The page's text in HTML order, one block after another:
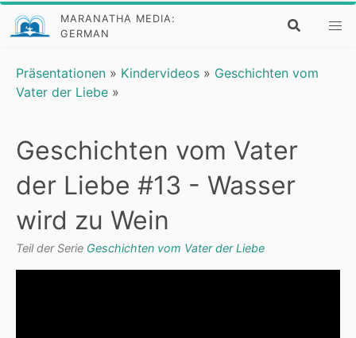
MARANATHA MEDIA:
GERMAN
Präsentationen » Kindervideos » Geschichten vom
Vater der Liebe »
Geschichten vom Vater
der Liebe #13 - Wasser
wird zu Wein
Teil der Serie Geschichten vom Vater der Liebe